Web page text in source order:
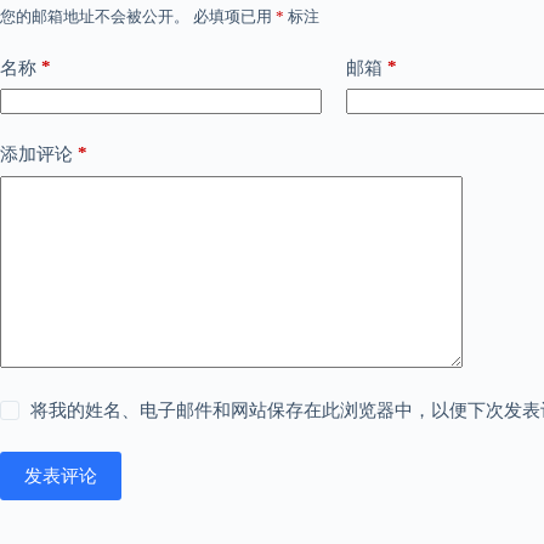
您的邮箱地址不会被公开。 必填项已用 * 标注
名称 * 邮箱 *
添加评论 *
将我的姓名、电子邮件和网站保存在此浏览器中，以便下次发
发表评论